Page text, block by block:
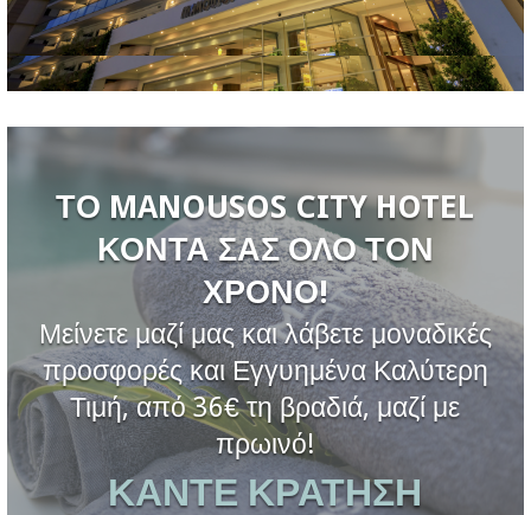
ΤΟ MANOUSOS CITY HOTEL
ΚΟΝΤΑ ΣΑΣ ΟΛΟ ΤΟΝ
ΧΡΟΝΟ!
Μείνετε μαζί μας και λάβετε μοναδικές
προσφορές και Εγγυημένα Καλύτερη
Τιμή, από 36€ τη βραδιά, μαζί με
πρωινό!
ΚΑΝΤΕ ΚΡΑΤΗΣΗ